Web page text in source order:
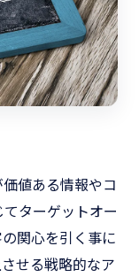
値ある情報やコ
ターゲットオー
関心を引く事に
せる戦略的なア